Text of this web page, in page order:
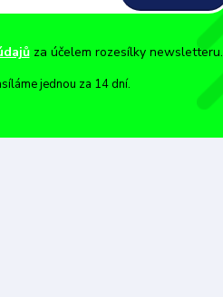
za účelem rozesílky newsletteru.
jednou za 14 dní.